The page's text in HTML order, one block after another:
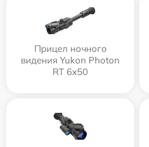
Прицел ночного
видения Yukon Photon
RT 6х50